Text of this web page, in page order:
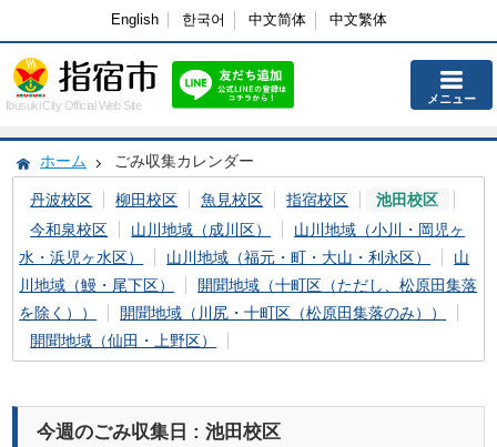
English 한국어 中文简体 中文繁体
Ibusuki City Official Web Site メニュー
ホーム ごみ収集カレンダー
丹波校区 柳田校区 魚見校区 指宿校区
池田校区
今和泉校区
山川地域（成川区）
山川地域（小川・岡児ヶ
水・浜児ヶ水区）
山川地域（福元・町・大山・利永区）
山
川地域（鰻・尾下区）
開聞地域（十町区（ただし、松原田集落
を除く））
開聞地域（川尻・十町区（松原田集落のみ））
開聞地域（仙田・上野区）
今週のごみ収集日 : 池田校区